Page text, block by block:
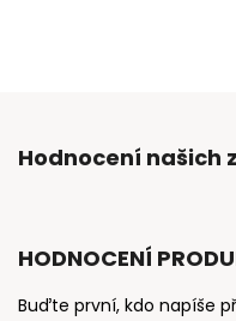
Hodnocení našich
HODNOCENÍ
Buďte první, kdo napíše